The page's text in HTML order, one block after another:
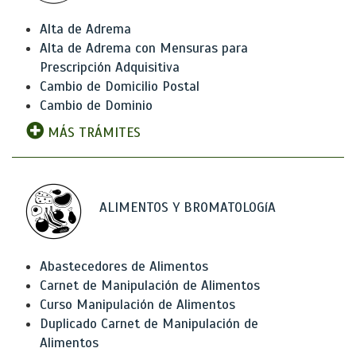
Alta de Adrema
Alta de Adrema con Mensuras para
Prescripción Adquisitiva
Cambio de Domicilio Postal
Cambio de Dominio
MÁS TRÁMITES
ALIMENTOS Y BROMATOLOGíA
Abastecedores de Alimentos
Carnet de Manipulación de Alimentos
Curso Manipulación de Alimentos
Duplicado Carnet de Manipulación de
Alimentos